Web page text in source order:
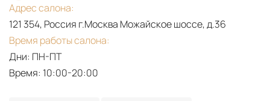
Адрес салона:
121 354, Россия г.Москва Можайское шоссе, д.36
Время работы салона:
Дни: ПН-ПТ
Время: 10:00-20:00